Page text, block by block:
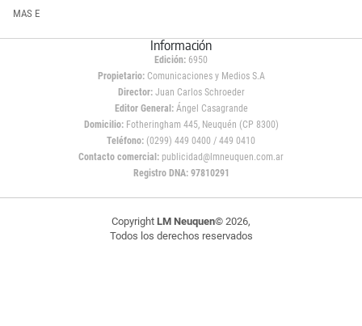
MAS E
Información
Edición: 6950
Propietario:Comunicaciones y Medios S.A
Director: Juan Carlos Schroeder
Editor General:Ángel Casagrande
Domicilio:Fotheringham 445, Neuquén (CP 8300)
Teléfono: (0299) 449 0400 / 449 0410
Contacto comercial: publicidad@lmneuquen.com.ar
Registro DNA: 97810291
Copyright LM Neuquen© 2026,
Todos los derechos reservados